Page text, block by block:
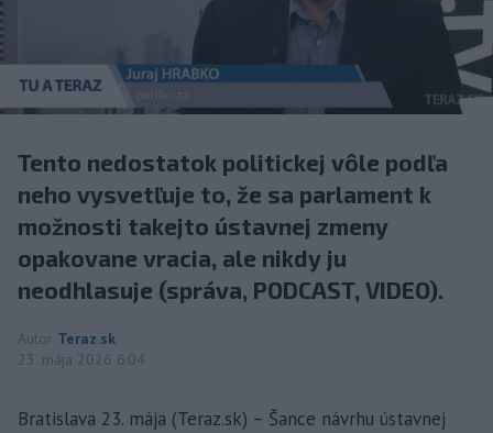
Tento nedostatok politickej vôle podľa
neho vysvetľuje to, že sa parlament k
možnosti takejto ústavnej zmeny
opakovane vracia, ale nikdy ju
neodhlasuje (správa, PODCAST, VIDEO).
Autor Teraz.sk
23. mája 2026 6:04
Bratislava 23. mája (Teraz.sk) – Šance návrhu ústavnej